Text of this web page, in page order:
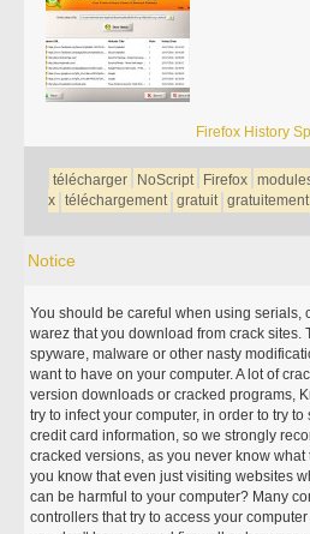
Firefox History
télécharger NoScript Firefox
x téléchargement gratuit gratuitement
Notice
You should be careful when using serials,
warez that you download from crack sites.
spyware, malware or other nasty
want to have on your computer. A lot of
version downloads or cracked programs,
try to infect your computer, in order to try
credit card information, so we strongly
cracked versions, as you never know what
you know that even just visiting websites
can be harmful to your computer? Many
controllers that try to access your